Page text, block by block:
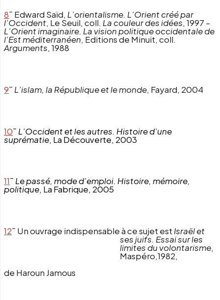
8– Edward Saïd, L’orientalisme. L’Orient créé par
l’Occident, Le Seuil, coll. La couleur des idées, 1997 –
L’Orient imaginaire. La vision politique occidentale de
l’Est méditerranéen, Editions de Minuit, coll.
Arguments, 1988
9– L’islam, la République et le monde, Fayard, 2004
10– L’Occident et les autres. Histoire d’une
suprématie, La Découverte, 2003
11– Le passé, mode d’emploi. Histoire, mémoire,
politique, La Fabrique, 2005
12– Un ouvrage indispensable à ce sujet est Israël et
ses juifs. Essai sur les
limites du volontarisme,
Maspéro,1982,
de Haroun Jamous